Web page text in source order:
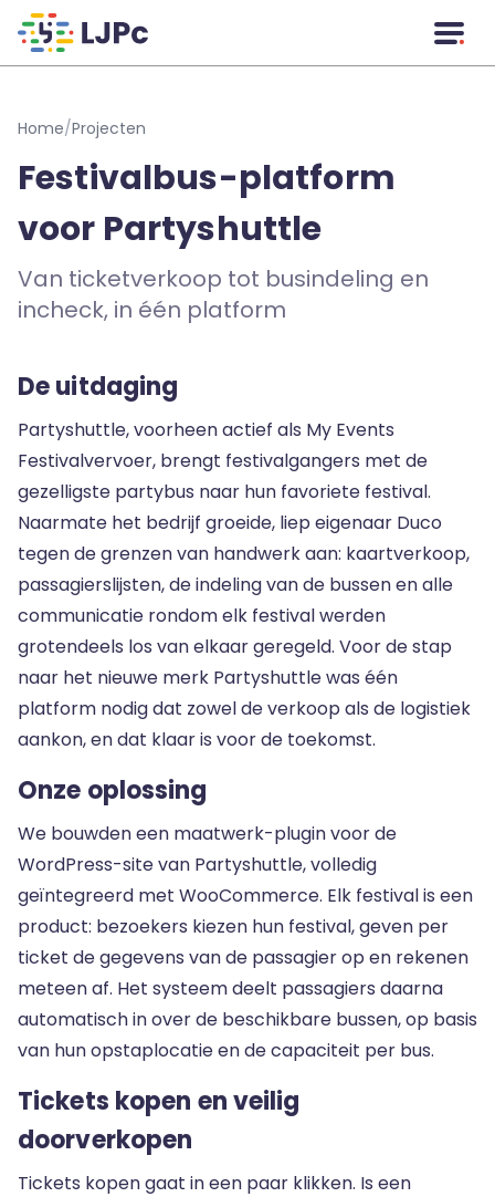
Home/Projecten
Festivalbus-platform
voor Partyshuttle
Van ticketverkoop tot busindeling en
incheck, in één platform
De uitdaging
Partyshuttle, voorheen actief als My Events
Festivalvervoer, brengt festivalgangers met de
gezelligste partybus naar hun favoriete festival.
Naarmate het bedrijf groeide, liep eigenaar Duco
tegen de grenzen van handwerk aan: kaartverkoop,
passagierslijsten, de indeling van de bussen en alle
communicatie rondom elk festival werden
grotendeels los van elkaar geregeld. Voor de stap
naar het nieuwe merk Partyshuttle was één
platform nodig dat zowel de verkoop als de logistiek
aankon, en dat klaar is voor de toekomst.
Onze oplossing
We bouwden een maatwerk-plugin voor de
WordPress-site van Partyshuttle, volledig
geïntegreerd met WooCommerce. Elk festival is een
product: bezoekers kiezen hun festival, geven per
ticket de gegevens van de passagier op en rekenen
meteen af. Het systeem deelt passagiers daarna
automatisch in over de beschikbare bussen, op basis
van hun opstaplocatie en de capaciteit per bus.
Tickets kopen en veilig
doorverkopen
Tickets kopen gaat in een paar klikken. Is een